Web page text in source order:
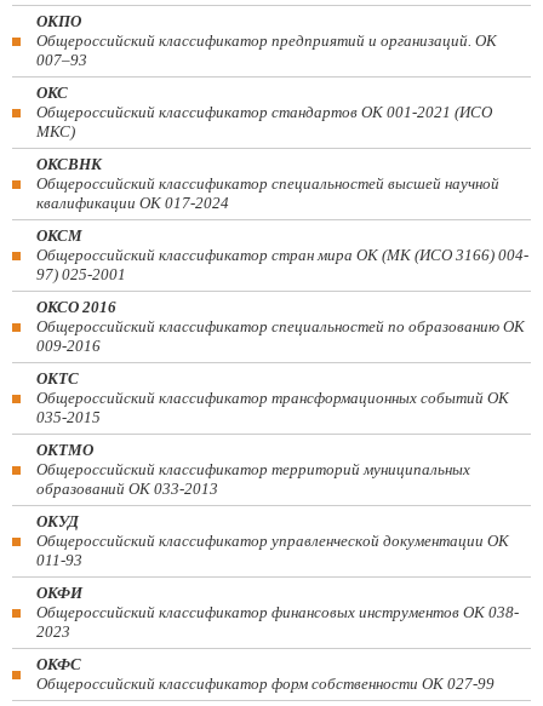
ОКПО
Общероссийский классификатор предприятий и организаций. ОК
007–93
ОКС
Общероссийский классификатор стандартов ОК 001-2021 (ИСО
МКС)
ОКСВНК
Общероссийский классификатор специальностей высшей научной
квалификации ОК 017-2024
ОКСМ
Общероссийский классификатор стран мира ОК (МК (ИСО 3166) 004-
97) 025-2001
ОКСО 2016
Общероссийский классификатор специальностей по образованию ОК
009-2016
ОКТС
Общероссийский классификатор трансформационных событий ОК
035-2015
ОКТМО
Общероссийский классификатор территорий муниципальных
образований ОК 033-2013
ОКУД
Общероссийский классификатор управленческой документации ОК
011-93
ОКФИ
Общероссийский классификатор финансовых инструментов OK 038-
2023
ОКФС
Общероссийский классификатор форм собственности ОК 027-99